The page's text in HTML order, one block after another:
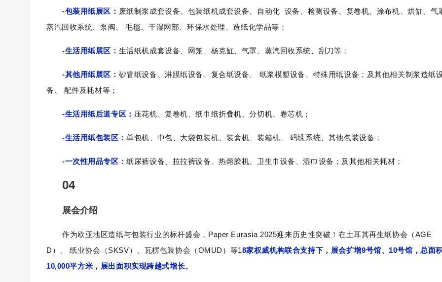
-包装用纸展区： 废纸制浆成套设备、包装纸机成套设备、自动化 设备、检测设备、复卷机、涂布机、烘缸、气
蒸汽回收系统、泵阀、 毛毯、干湿网部、环保水处理、造纸化学品等；
-生活用纸展区： 生活纸机成套设备、网笼、杨克缸、气罩、蒸汽回收系统、刮刀等；
-其他用纸展区： 砂管纸设备、淋膜纸设备、复合纸设备、
纸浆模塑设备、特殊用纸设备；及其他相关制浆造纸
备、
配件及耗材等；
-生活用纸后道专区： 压花机、复卷机、纸巾纸折叠机、分切机、卷芯机；
-生活用纸包装区：单包机、中包、大袋包装机、装盒机、装箱机、 码垛系统、其他包装设备；
-一次性用品专区：纸尿裤设备、拉拉裤设备、热熔胶机、卫生巾设备、湿巾设备；及其他相关耗材；
04
展会介绍
作为欧亚地区造纸与包装行业的标杆盛会， Paper Eurasia 2025迎来历史性突破！在土耳其再生纸协会（AGE
D）、
纸业协会（SKSV）、瓦楞包装协会（OMUD ）等18家权威机构联合支持下， 展会扩增9号馆、10号馆 ，总面
10,000平方米 ，展出面积实现跨越式增长。